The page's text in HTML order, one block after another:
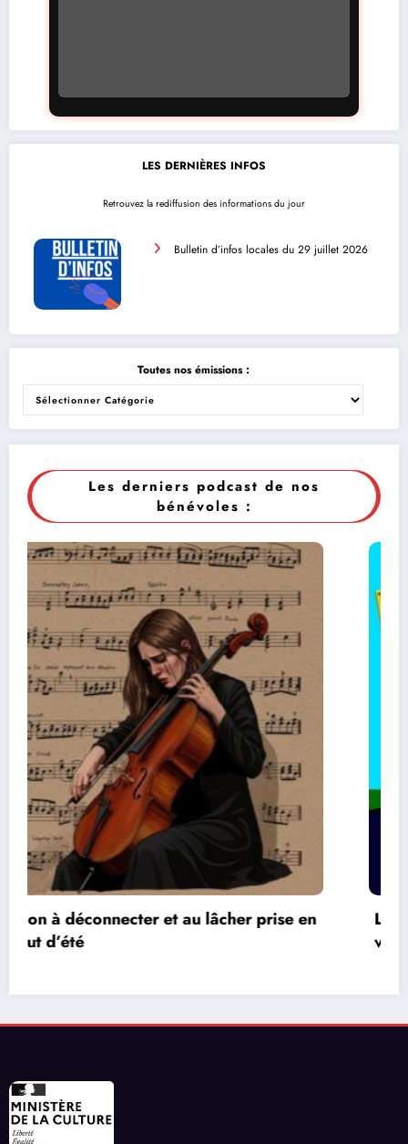
LES DERNIÈRES INFOS
Retrouvez la rediffusion des informations du jour
Bulletin d’infos locales du 29 juillet 2026
Toutes nos émissions :
Les derniers podcast de nos
bénévoles :
Les réseaux de communication entre les jeux
vidéos